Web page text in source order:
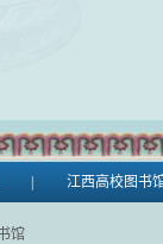
江西高校图书
馆